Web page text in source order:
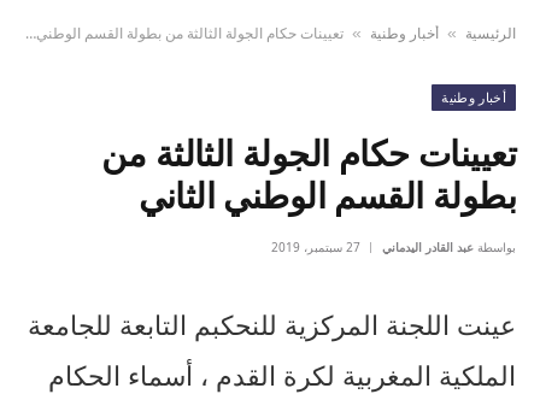
الرئيسية » أخبار وطنية » تعيينات حكام الجولة الثالثة من بطولة القسم الوطني الثاني
أخبار وطنية
تعيينات حكام الجولة الثالثة من
بطولة القسم الوطني الثاني
بواسطة عبد القادر اليدماني 27 سبتمبر، 2019
عينت اللجنة المركزية للنحكبم التابعة للجامعة
الملكية المغربية لكرة القدم ، أسماء الحكام